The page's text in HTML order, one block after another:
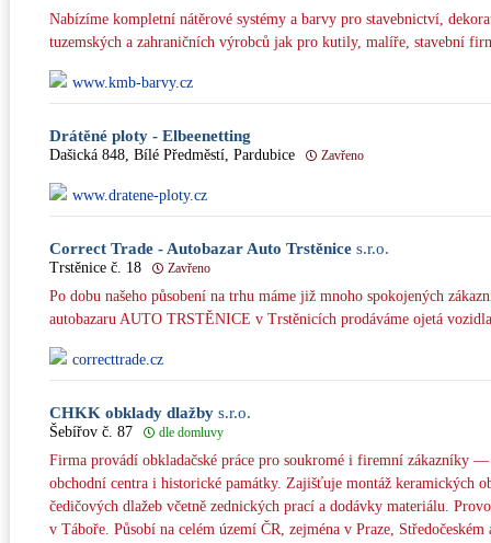
Nabízíme kompletní nátěrové systémy a barvy pro stavebnictví,
tuzemských a zahraničních výrobců jak pro kutily, malíře, stavební
www.kmb-barvy.cz
Drátěné ploty - Elbeenetting
Dašická 848, Bílé Předměstí, Pardubice Zavřeno
www.dratene-ploty.cz
Correct Trade - Autobazar Auto Trstěnice s.r.o.
Trstěnice č. 18 Zavřeno
Po dobu našeho působení na trhu máme již mnoho spokojených
autobazaru AUTO TRSTĚNICE v Trstěnicích prodáváme ojetá
correcttrade.cz
CHKK obklady dlažby s.r.o.
Šebířov č. 87 dle domluvy
Firma provádí obkladačské práce pro soukromé i firemní zákazníky
obchodní centra i historické památky. Zajišťuje montáž keramických
čedičových dlažeb včetně zednických prací a dodávky materiálu.
v Táboře. Působí na celém území ČR, zejména v Praze, Středočeském